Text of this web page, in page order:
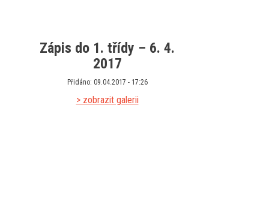
Zápis do 1. třídy – 6. 4.
2017
Přidáno: 09.04.2017 - 17:26
> zobrazit galerii